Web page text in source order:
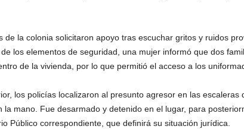
de la colonia solicitaron apoyo tras escuchar gritos y ruidos
los elementos de seguridad, una mujer informó que dos
de la vivienda, por lo que permitió el acceso a los
los policías localizaron al presunto agresor en las escaleras
la mano. Fue desarmado y detenido en el lugar, para
Público correspondiente, que definirá su situación jurídica.